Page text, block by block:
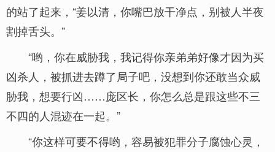
的站了起来，“姜以清，你嘴巴放干净点，别被人半夜
割掉舌头。”
“哟，你在威胁我，我记得你亲弟弟好像才因为买
凶杀人，被抓进去蹲了局子吧，没想到你还敢当众威
胁我，想要行凶……庞区长，你怎么总是跟这些不三
不四的人混迹在一起。”
“你这样可要不得哟，容易被犯罪分子腐蚀心灵，